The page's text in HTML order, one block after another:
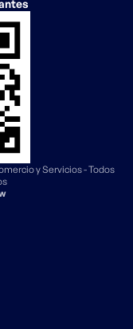
y Servicios - Todos